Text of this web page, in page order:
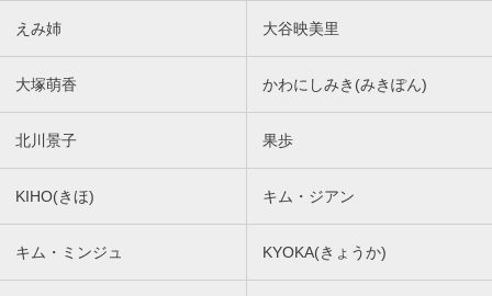
えみ姉 大谷映美里
大塚萌香 かわにしみき(みきぽん)
北川景子 果歩
KIHO(きほ) キム・ジアン
キム・ミンジュ KYOKA(きょうか)